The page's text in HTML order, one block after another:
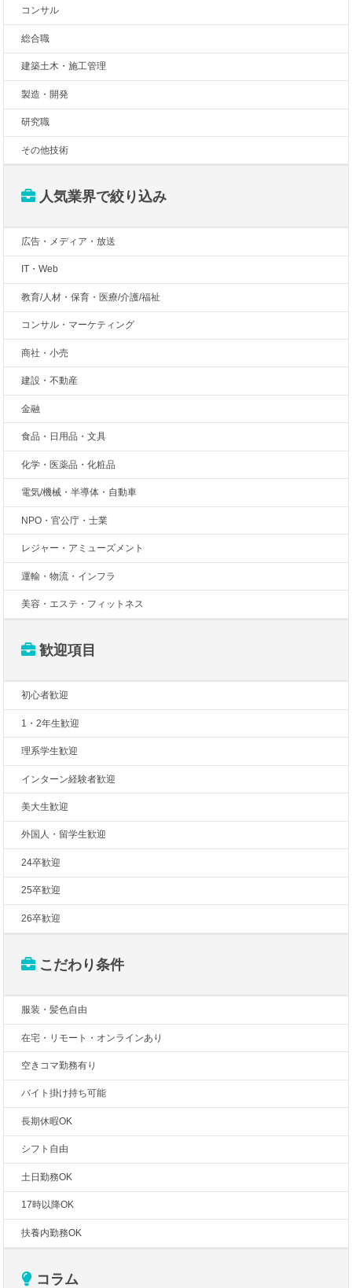
コンサル
総合職
建築土木・施工管理
製造・開発
研究職
その他技術
人気業界で絞り込み
広告・メディア・放送
IT・Web
教育/人材・保育・医療/介護/福祉
コンサル・マーケティング
商社・小売
建設・不動産
金融
食品・日用品・文具
化学・医薬品・化粧品
電気/機械・半導体・自動車
NPO・官公庁・士業
レジャー・アミューズメント
運輸・物流・インフラ
美容・エステ・フィットネス
歓迎項目
初心者歓迎
1・2年生歓迎
理系学生歓迎
インターン経験者歓迎
美大生歓迎
外国人・留学生歓迎
24卒歓迎
25卒歓迎
26卒歓迎
こだわり条件
服装・髪色自由
在宅・リモート・オンラインあり
空きコマ勤務有り
バイト掛け持ち可能
長期休暇OK
シフト自由
土日勤務OK
17時以降OK
扶養内勤務OK
コラム